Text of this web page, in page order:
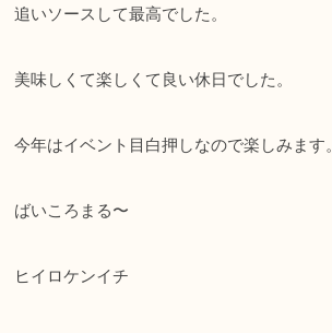
追いソースして最高でした。
美味しくて楽しくて良い休日でした。
今年はイベント目白押しなので楽しみます。
ばいころまる〜
ヒイロケンイチ